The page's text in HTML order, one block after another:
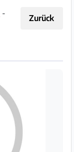
Zurück
-